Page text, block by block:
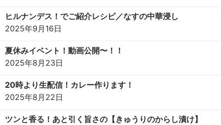
ヒルナンデス！でご紹介レシピ／なすの中華浸し
2025年9月16日
夏休みイベント！動画公開〜！！
2025年8月23日
20時より生配信！カレー作ります！
2025年8月22日
ツンと香る！あと引く旨さの【きゅうりのからし漬け】